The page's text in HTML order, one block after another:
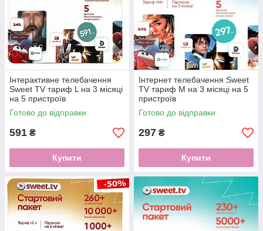
Інтерактивне телебачення
Sweet TV тариф L на 3 місяці
на 5 пристроїв
Готово до відправки
591 ₴
Купити
Інтернет телебачення Sweet
TV тариф М на 3 місяці на 5
пристроїв
Готово до відправки
297 ₴
Купити